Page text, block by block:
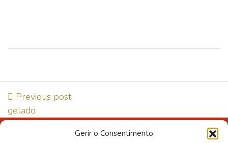
Gerir o Consentimento
Previous post
gelado